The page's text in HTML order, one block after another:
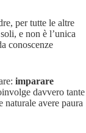
per tutte le altre
e non è l’unica
conoscenze
imparare
davvero tante
naturale avere paura